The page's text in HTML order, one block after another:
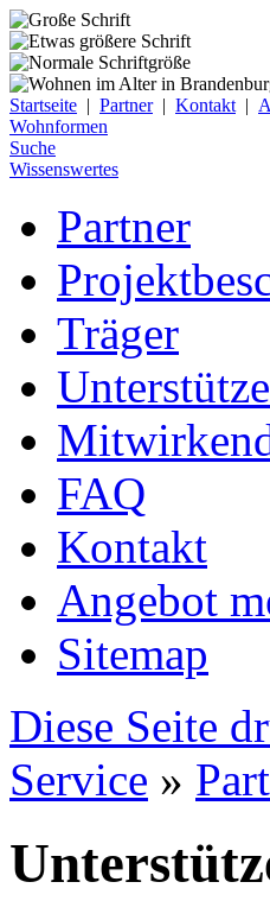
Startseite | Partner| Kontakt |
Wohnformen
Suche
Wissenswertes
Partner
Träger
FAQ
Kontakt
Angebot
Sitemap
Diese Seite
Service »